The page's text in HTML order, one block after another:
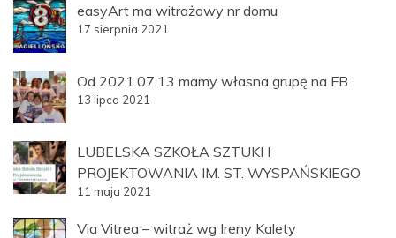
easyArt ma witrażowy nr domu
17 sierpnia 2021
Od 2021.07.13 mamy własna grupę na FB
13 lipca 2021
LUBELSKA SZKOŁA SZTUKI I
PROJEKTOWANIA IM. ST. WYSPAŃSKIEGO
11 maja 2021
Via Vitrea – witraż wg Ireny Kalety